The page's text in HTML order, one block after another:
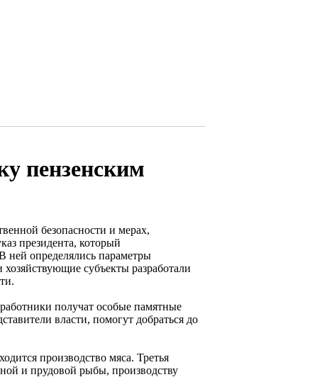
пензенским
безопасности и мерах,
президента, который
ней определялись параметры
субъекты разработали
получат особые памятные
власти, помогут добраться до
производство мяса. Третья
и прудовой рыбы, производству